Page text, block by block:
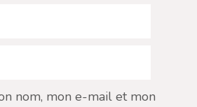
nom, mon e-mail et mon